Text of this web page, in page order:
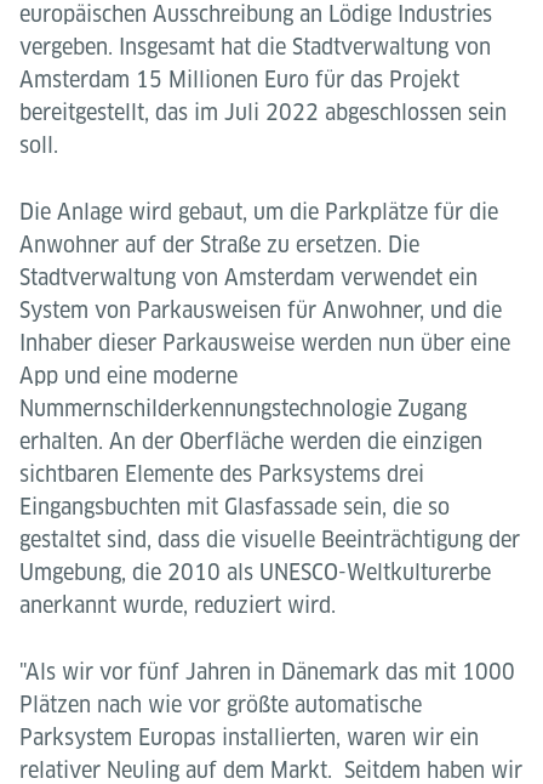
europäischen Ausschreibung an Lödige Industries
vergeben. Insgesamt hat die Stadtverwaltung von
Amsterdam 15 Millionen Euro für das Projekt
bereitgestellt, das im Juli 2022 abgeschlossen sein
soll.
Die Anlage wird gebaut, um die Parkplätze für die
Anwohner auf der Straße zu ersetzen. Die
Stadtverwaltung von Amsterdam verwendet ein
System von Parkausweisen für Anwohner, und die
Inhaber dieser Parkausweise werden nun über eine
App und eine moderne
Nummernschilderkennungstechnologie Zugang
erhalten. An der Oberfläche werden die einzigen
sichtbaren Elemente des Parksystems drei
Eingangsbuchten mit Glasfassade sein, die so
gestaltet sind, dass die visuelle Beeinträchtigung der
Umgebung, die 2010 als UNESCO-Weltkulturerbe
anerkannt wurde, reduziert wird.
"Als wir vor fünf Jahren in Dänemark das mit 1000
Plätzen nach wie vor größte automatische
Parksystem Europas installierten, waren wir ein
relativer Neuling auf dem Markt. Seitdem haben wir